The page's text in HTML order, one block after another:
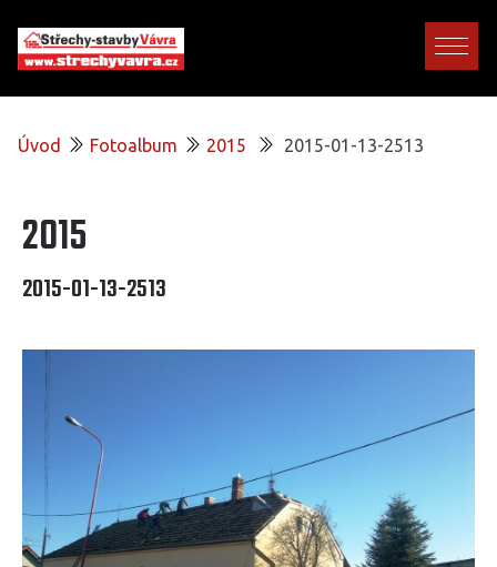
Úvod Fotoalbum 2015 2015-01-13-2513
2015
2015-01-13-2513